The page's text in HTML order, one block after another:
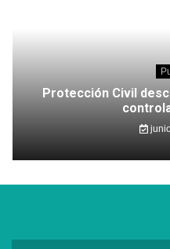
Protección Civil